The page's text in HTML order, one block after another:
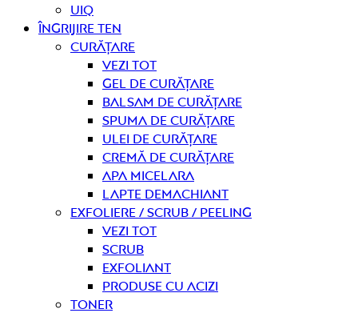
UIQ
Îngrijire ten
curățare
Vezi tot
Gel de curățare
Balsam de curățare
Spuma de curățare
Ulei de curățare
Cremă de curățare
Apa micelara
Lapte demachiant
Exfoliere / Scrub / Peeling
Vezi tot
Scrub
Exfoliant
Produse cu acizi
Toner